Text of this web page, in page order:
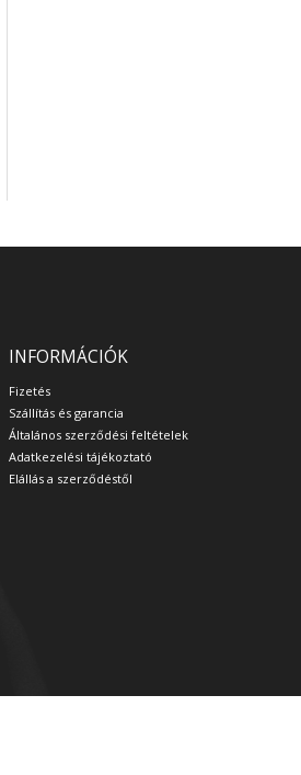
INFORMÁCIÓK
Fizetés
Szállítás és garancia
Általános szerződési feltételek
Adatkezelési tájékoztató
Elállás a szerződéstől